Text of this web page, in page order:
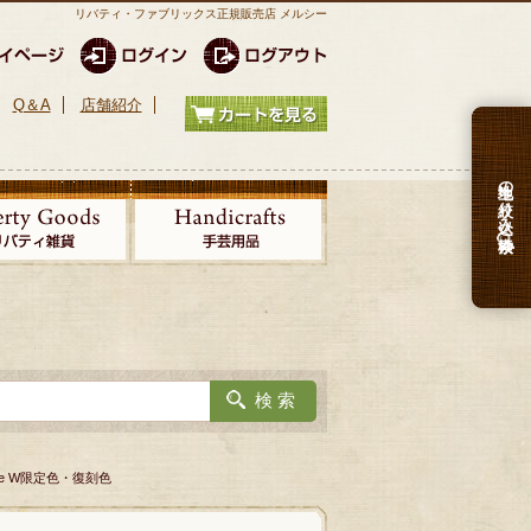
リバティ・ファブリックス正規販売店 メルシー
Q＆A 店舗紹介
生地の絞り込み検索
W限定色・復刻色